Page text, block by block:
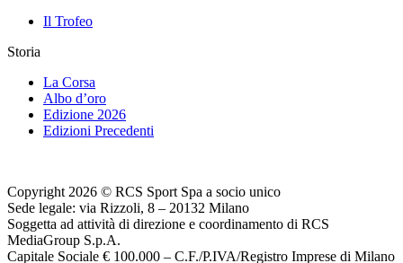
Il Trofeo
Storia
La Corsa
Albo d’oro
Edizione 2026
Edizioni Precedenti
Copyright 2026 © RCS Sport Spa a socio unico
Sede legale: via Rizzoli, 8 – 20132 Milano
Soggetta ad attività di direzione e coordinamento di RCS
MediaGroup S.p.A.
Capitale Sociale € 100.000 – C.F./P.IVA/Registro Imprese di Milano